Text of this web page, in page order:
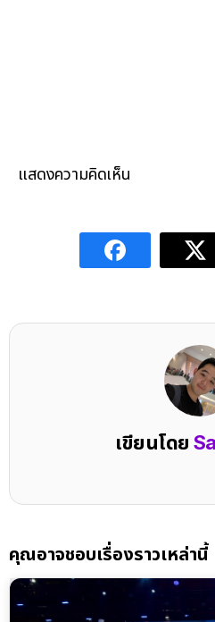
แสดงความคิดเห็น
เขียนโดย
คุณอาจชอบเรื่องราวเหล่านี้